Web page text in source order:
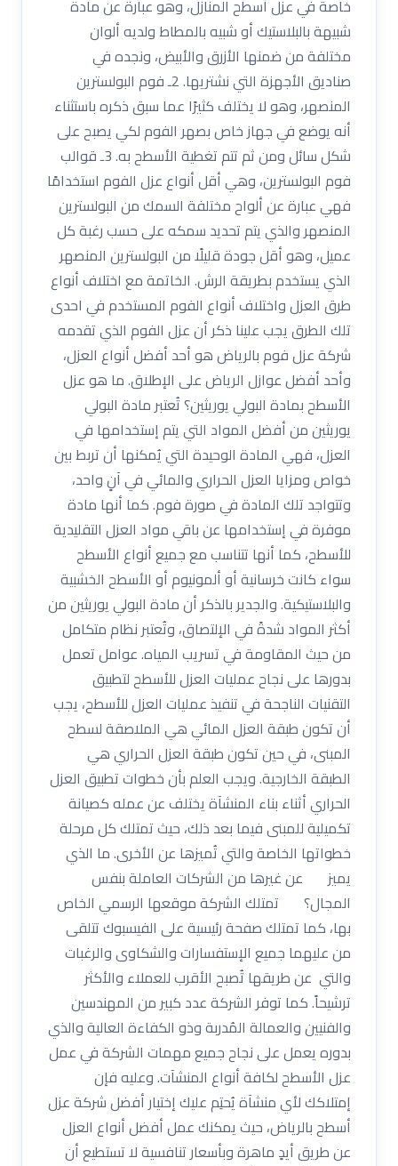
خاصة في عزل أسطح المنازل، وهو عبارة عن مادة
شبيهة بالبلاستيك أو شبيه بالمطاط ولديه ألوان
مختلفة من ضمنها الأزرق والأبيض، ونجده في
صناديق الأجهزة التي نشتريها. 2ـ فوم البولسترين
المنصهر، وهو لا يختلف كثيرًا عما سبق ذكره باستثناء
أنه يوضع في جهاز خاص بصهر الفوم لكي يصبح على
شكل سائل ومن ثم تتم تغطية الأسطح به. 3ـ قوالب
فوم البولسترين، وهي أقل أنواع عزل الفوم استخدامًا
فهي عبارة عن ألواح مختلفة السمك من البولسترين
المنصهر والذي يتم تحديد سمكه على حسب رغبة كل
عميل، وهو أقل جودة قليلًا من البولسترين المنصهر
الذي يستخدم بطريقة الرش. الخاتمة مع اختلاف أنواع
طرق العزل واختلاف أنواع الفوم المستخدم في احدى
تلك الطرق يجب علينا ذكر أن عزل الفوم الذي تقدمه
شركة عزل فوم بالرياض هو أحد أفضل أنواع العزل،
وأحد أفضل عوازل الرياض على الإطلاق. ما هو عزل
الأسطح بمادة البولي يوريثين؟ تُعتبر مادة البولي
يوريثين من أفضل المواد التي يتم إستخدامها في
العزل، فهي المادة الوحيدة التي يُمكنها أن تربط بين
خواص ومزايا العزل الحراري والمائي في آنٍ واحد،
وتتواجد تلك المادة في صورة فوم. كما أنها مادة
موفرة في إستخدامها عن باقي مواد العزل التقليدية
للأسطح، كما أنها تتناسب مع جميع أنواع الأسطح
سواء كانت خرسانية أو ألمونيوم أو الأسطح الخشبية
والبلاستيكية. والجدير بالذكر أن مادة البولي يوريثين من
أكثر المواد شدةً في الإلتصاق، وتُعتبر نظام متكامل
من حيث المقاومة في تسريب المياه. عوامل تعمل
بدورها على نجاح عمليات العزل للأسطح لتطبيق
التقنيات الناجحة في تنفيذ عمليات العزل للأسطح، يجب
أن تكون طبقة العزل المائي هي الملاصقة لسطح
المبنى، في حين تكون طبقة العزل الحراري هي
الطبقة الخارجية. ويجب العلم بأن خطوات تطبيق العزل
الحراري أثناء بناء المنشآة يختلف عن عمله كصيانة
تكميلية للمبنى فيما بعد ذلك، حيث تمتلك كل مرحلة
خطواتها الخاصة والتي تُميزها عن الأخرى. ما الذي
يميز عن غيرها من الشركات العاملة بنفس
المجال؟ تمتلك الشركة موقعها الرسمي الخاص
بها، كما تمتلك صفحة رئيسية على الفيسبوك تتلقى
من عليهما جميع الإستفسارات والشكاوى والرغبات
والتي عن طريقها تُصبح الأقرب للعملاء والأكثر
ترشيحاً. كما توفر الشركة عدد كبير من المهندسين
والفنيين والعمالة المُدربة وذو الكفاءة العالية والذي
بدوره يعمل على نجاح جميع مهمات الشركة في عمل
عزل الأسطح لكافة أنواع المنشآت. وعليه فإن
إمتلاكك لأي منشآة يُحتِم عليك إختيار أفضل شركة عزل
أسطح بالرياض، حيث يمكنك عمل أفضل أنواع العزل
عن طريق أيدٍ ماهرة وبأسعار تنافسية لا تستطيع أن